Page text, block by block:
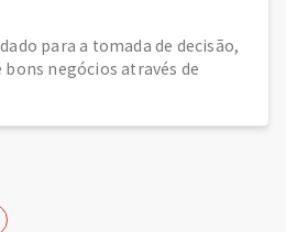
para a tomada de decisão,
negócios através de